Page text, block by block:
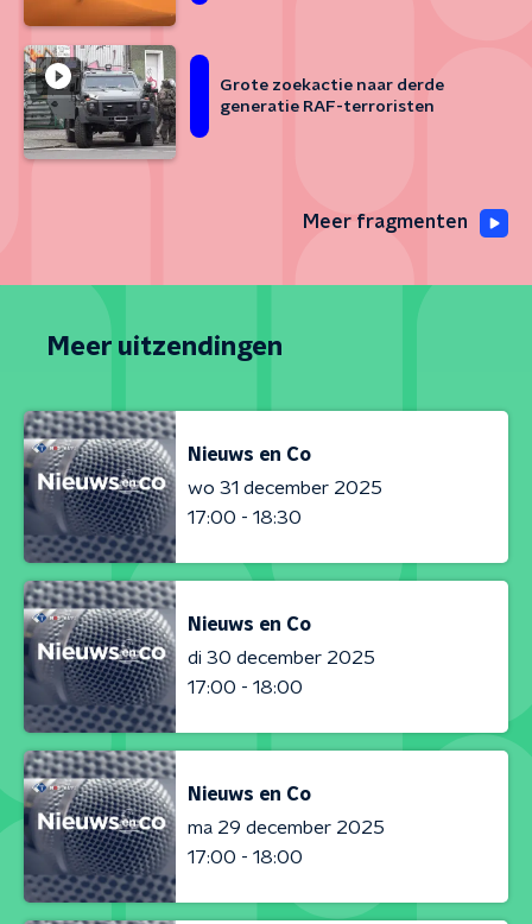
Grote zoekactie naar derde
generatie RAF-terroristen
Meer fragmenten
Meer uitzendingen
Nieuws en Co
wo 31 december 2025
17:00 - 18:30
Nieuws en Co
di 30 december 2025
17:00 - 18:00
Nieuws en Co
ma 29 december 2025
17:00 - 18:00